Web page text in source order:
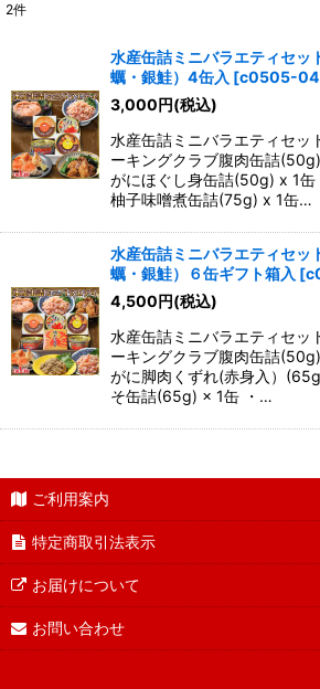
並び順:
絞り込む
2件
水産缶詰ミニバラエティセッ
蠣・銀鮭）4缶入 [c0505-04
3,000円(税込)
水産缶詰ミニバラエティセッ
ーキングクラブ腹肉缶詰
がにほぐし身缶詰(50g) x 1缶
柚子味噌煮缶詰(75g) x 1缶…
水産缶詰ミニバラエティセッ
蠣・銀鮭）６缶ギフト箱入 [
4,500円(税込)
水産缶詰ミニバラエティセッ
ーキングクラブ腹肉缶詰
がに脚肉くずれ(赤身入）
そ缶詰(65g) × 1缶 ・…
ご利用案内
特定商取引法表示
お届けについて
お問い合わせ